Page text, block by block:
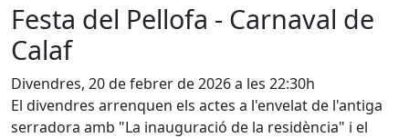
Festa del Pellofa - Carnaval de
Calaf
Divendres, 20 de febrer de 2026 a les 22:30h
El divendres arrenquen els actes a l'envelat de l'antiga
serradora amb "La inauguració de la residència" i el